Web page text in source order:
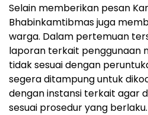
Selain memberikan pesan
Bhabinkamtibmas juga
warga. Dalam pertemuan
laporan terkait penggunaan
tidak sesuai dengan
segera ditampung untuk
dengan instansi terkait agar
sesuai prosedur yang berlaku.